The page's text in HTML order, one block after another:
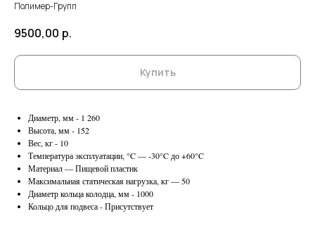
Полимер-Групп
9500,00 р.
Купить
Диаметр, мм - 1 260
Высота, мм - 152
Вес, кг - 10
Температура эксплуатации, °C — -30°C до +60°C
Материал — Пищевой пластик
Максимальная статическая нагрузка, кг — 50
Диаметр кольца колодца, мм - 1000
Кольцо для подвеса - Присутствует